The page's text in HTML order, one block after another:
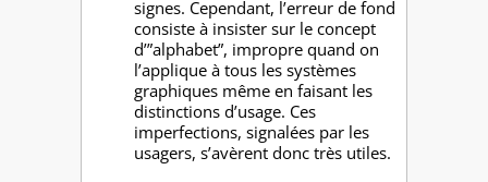
signes. Cependant, l’erreur de fond
consiste à insister sur le concept
d’”alphabet”, impropre quand on
l’applique à tous les systèmes
graphiques même en faisant les
distinctions d’usage. Ces
imperfections, signalées par les
usagers, s’avèrent donc très utiles.